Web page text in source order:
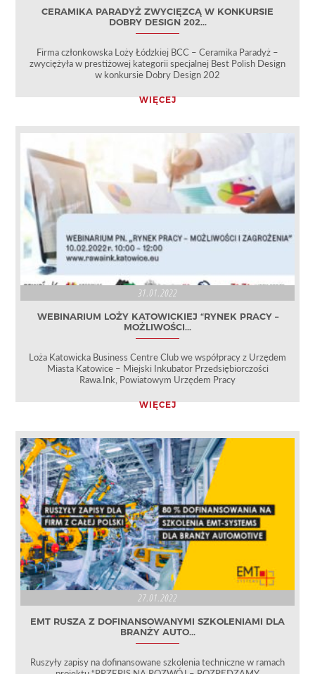
CERAMIKA PARADYŻ ZWYCIĘZCĄ W KONKURSIE
DOBRY DESIGN 202...
Firma członkowska Loży Łódzkiej BCC – Ceramika Paradyż –
zwyciężyła w prestiżowej kategorii specjalnej Best Polish Design
w konkursie Dobry Design 202
WIĘCEJ
31.01.2022
WEBINARIUM LOŻY KATOWICKIEJ “RYNEK PRACY –
MOŻLIWOŚCI...
Loża Katowicka Business Centre Club we współpracy z Urzędem
Miasta Katowice – Miejski Inkubator Przedsiębiorczości
Rawa.Ink, Powiatowym Urzędem Pracy
WIĘCEJ
27.01.2022
EMT RUSZA Z DOFINANSOWANYMI SZKOLENIAMI DLA
BRANŻY AUTO...
Ruszyły zapisy na dofinansowane szkolenia techniczne w ramach